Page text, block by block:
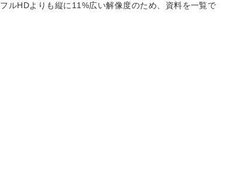
ルHDよりも縦に11%広い解像度のため、資料を一覧で